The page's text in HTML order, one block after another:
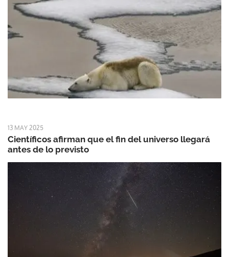
13 MAY 2025
Científicos afirman que el fin del universo llegará
antes de lo previsto